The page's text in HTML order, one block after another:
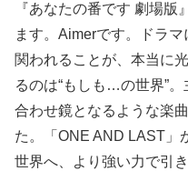
『あなたの番です 劇場版
ます。Aimerです。ドラ
関われることが、本当に
るのは“もしも…の世界”
合わせ鏡となるような楽
た。「ONE AND LAST」
世界へ、より強い力で引